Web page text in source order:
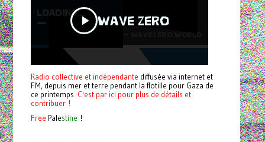
Radio collective et indépendante diffusée via internet et
FM, depuis mer et terre pendant la flotille pour Gaza de
ce printemps. C'est par ici pour plus de détails et
contribuer !
Free Palestine !